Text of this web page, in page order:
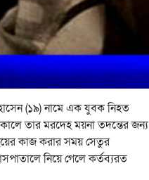
(১৯) নামে এক যুবক নিহত
তার মরদেহ ময়না তদন্তের জন্য
কাজ করার সময় সেতুর
নিয়ে গেলে কর্তব্যরত